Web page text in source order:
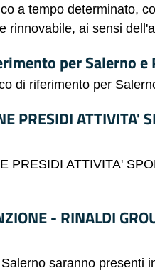
a tempo determinato,
rinnovabile, ai sensi
per Salerno e
di riferimento per
PRESIDI ATTIVITA'
PRESIDI ATTIVITA'
- RINALDI
Salerno saranno presenti